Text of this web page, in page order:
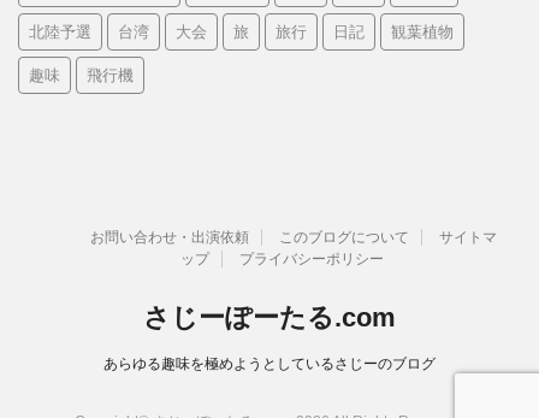
北陸予選 台湾 大会 旅 旅行 日記 観葉植物
趣味 飛行機
お問い合わせ・出演依頼 このブログについて
サイトマ
ップ
プライバシーポリシー
さじーぽーたる.com
あらゆる趣味を極めようとしているさじーのブログ